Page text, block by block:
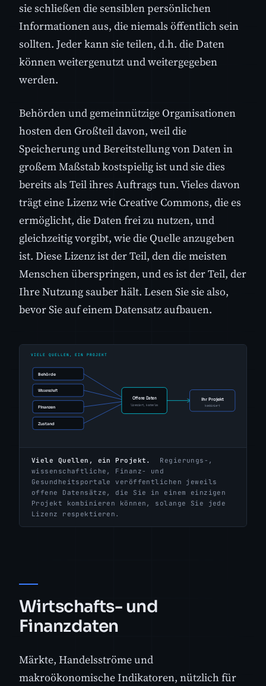
sie schließen die sensiblen persönlichen
Informationen aus, die niemals öffentlich sein
sollten. Jeder kann sie teilen, d.h. die Daten
können weitergenutzt und weitergegeben
werden.
Behörden und gemeinnützige Organisationen
hosten den Großteil davon, weil die
Speicherung und Bereitstellung von Daten in
großem Maßstab kostspielig ist und sie dies
bereits als Teil ihres Auftrags tun. Vieles davon
trägt eine Lizenz wie Creative Commons, die es
ermöglicht, die Daten frei zu nutzen, und
gleichzeitig vorgibt, wie die Quelle anzugeben
ist. Diese Lizenz ist der Teil, den die meisten
Menschen überspringen, und es ist der Teil, der
Ihre Nutzung sauber hält. Lesen Sie sie also,
bevor Sie auf einem Datensatz aufbauen.
Viele Quellen, ein Projekt.
Regierungs-,
wissenschaftliche, Finanz- und
Gesundheitsportale veröffentlichen jeweils
offene Datensätze, die Sie in einem einzigen
Projekt kombinieren können, solange Sie jede
Lizenz respektieren.
Wirtschafts- und
Finanzdaten
Märkte, Handelsströme und
makroökonomische Indikatoren, nützlich für